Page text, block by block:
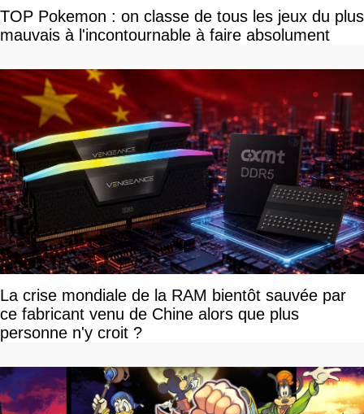
TOP Pokemon : on classe de tous les jeux du plus
mauvais à l'incontournable à faire absolument
La crise mondiale de la RAM bientôt sauvée par
ce fabricant venu de Chine alors que plus
personne n'y croit ?